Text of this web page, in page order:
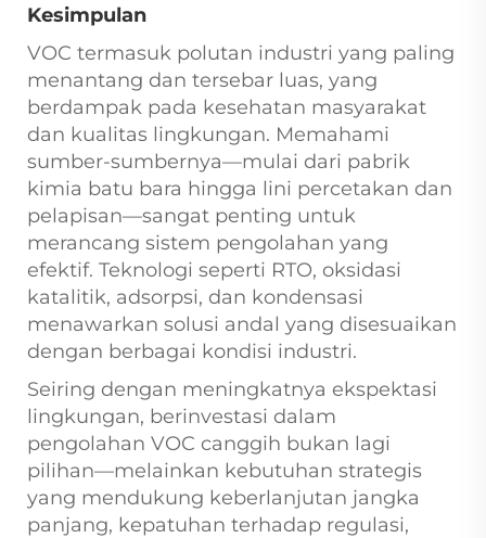
Kesimpulan
VOC termasuk polutan industri yang paling
menantang dan tersebar luas, yang
berdampak pada kesehatan masyarakat
dan kualitas lingkungan. Memahami
sumber-sumbernya—mulai dari pabrik
kimia batu bara hingga lini percetakan dan
pelapisan—sangat penting untuk
merancang sistem pengolahan yang
efektif. Teknologi seperti RTO, oksidasi
katalitik, adsorpsi, dan kondensasi
menawarkan solusi andal yang disesuaikan
dengan berbagai kondisi industri.
Seiring dengan meningkatnya ekspektasi
lingkungan, berinvestasi dalam
pengolahan VOC canggih bukan lagi
pilihan—melainkan kebutuhan strategis
yang mendukung keberlanjutan jangka
panjang, kepatuhan terhadap regulasi,